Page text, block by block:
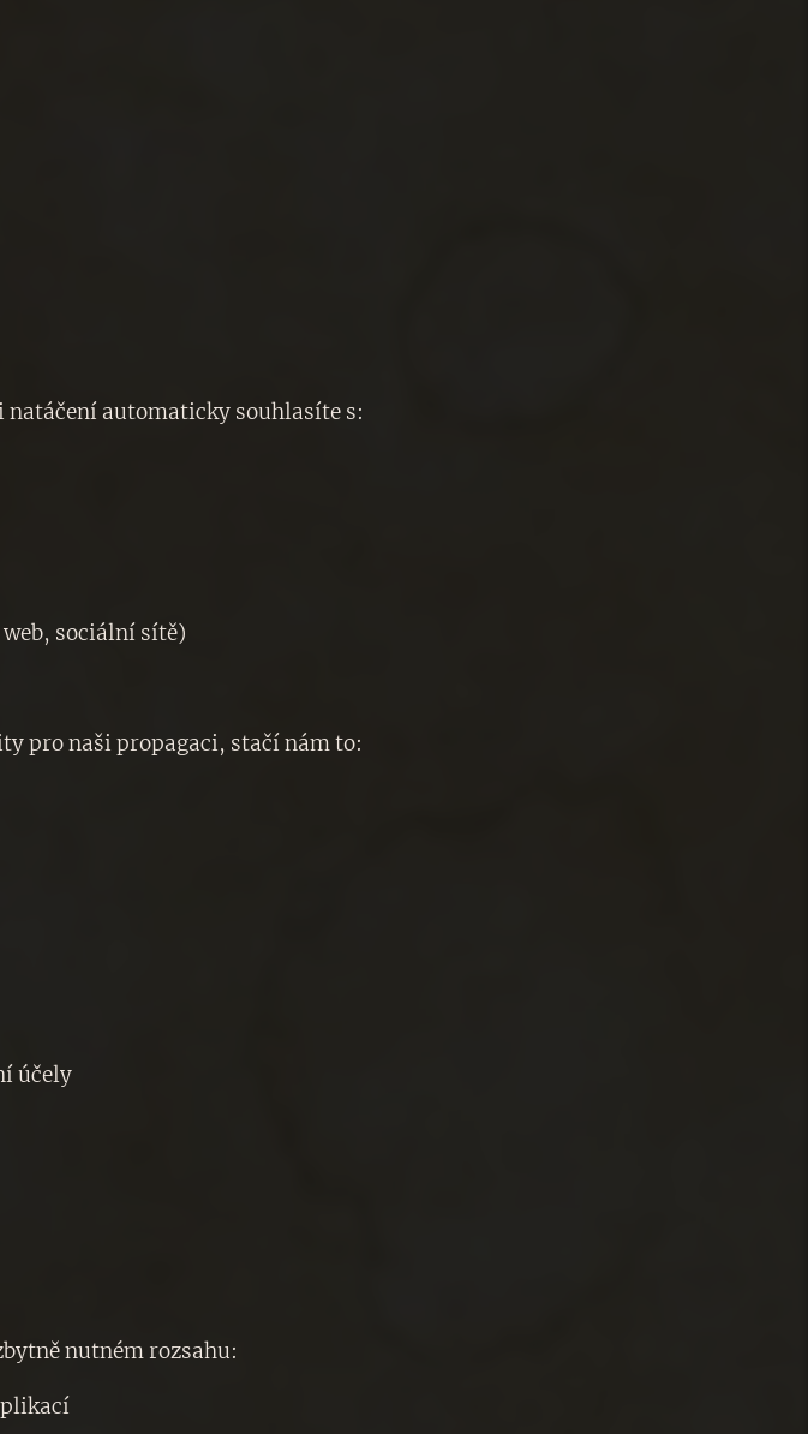
natáčení automaticky souhlasíte s:
sociální sítě)
pro naši propagaci, stačí nám to:
účely
nutném rozsahu: